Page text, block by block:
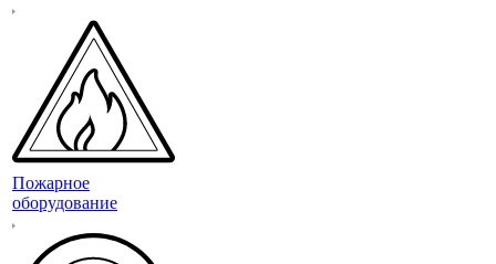
Пожарное
оборудование